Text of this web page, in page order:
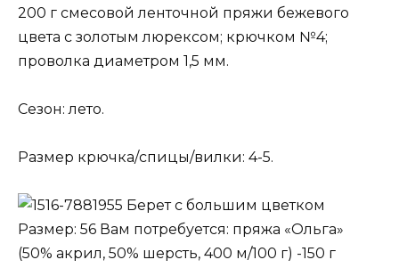
200 г смесовой ленточной пряжи бежевого
цвета с золотым люрексом; крючком №4;
проволка диаметром 1,5 мм.
Сезон: лето.
Размер крючка/спицы/вилки: 4-5.
Берет с большим цветком
Размер: 56 Вам потребуется: пряжа «Ольга»
(50% акрил, 50% шерсть, 400 м/100 г) -150 г